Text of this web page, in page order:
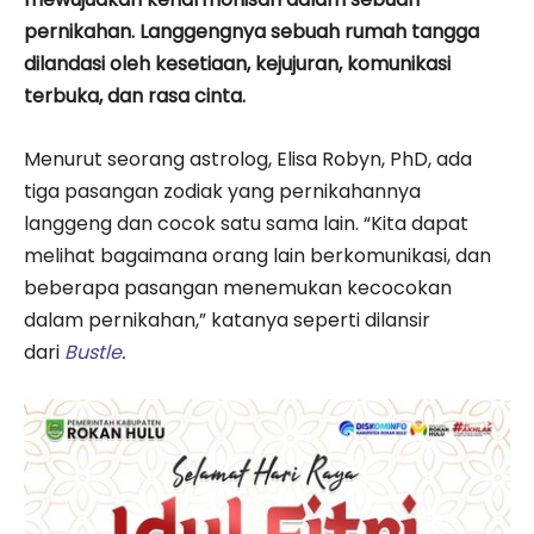
pernikahan. Langgengnya sebuah rumah tangga
dilandasi oleh kesetiaan, kejujuran, komunikasi
terbuka, dan rasa cinta.
Menurut seorang astrolog, Elisa Robyn, PhD, ada
tiga pasangan zodiak yang pernikahannya
langgeng dan cocok satu sama lain. “Kita dapat
melihat bagaimana orang lain berkomunikasi, dan
beberapa pasangan menemukan kecocokan
dalam pernikahan,” katanya seperti dilansir
dari Bustle.